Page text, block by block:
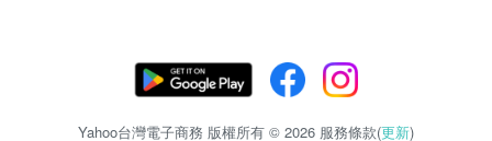
Yahoo台灣電子商務 版權所有 © 2026 服務條款(更新)